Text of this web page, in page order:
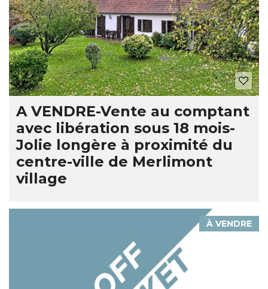
A VENDRE-Vente au comptant
avec libération sous 18 mois-
Jolie longère à proximité du
centre-ville de Merlimont
village
À VENDRE